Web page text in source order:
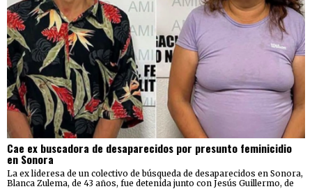
Cae ex buscadora de desaparecidos por presunto feminicidio
en Sonora
La ex lideresa de un colectivo de búsqueda de desaparecidos en Sonora,
Blanca Zulema, de 43 años, fue detenida junto con Jesús Guillermo, de